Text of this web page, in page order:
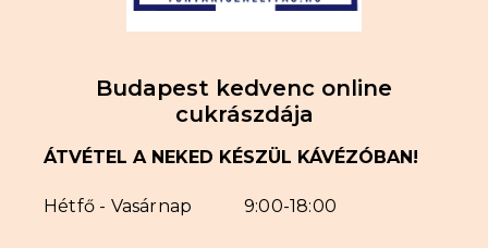
Budapest kedvenc online
cukrászdája
ÁTVÉTEL A NEKED KÉSZÜL KÁVÉZÓBAN!
Hétfő - Vasárnap 9:00-18:00